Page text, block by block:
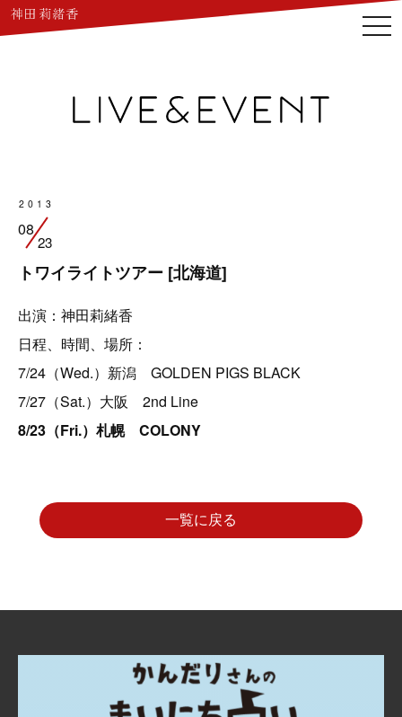
2013
08
23
トワイライトツアー [北海道]
出演：神田莉緒香
日程、時間、場所：
7/24（Wed.）新潟 GOLDEN PIGS BLACK
7/27（Sat.）大阪 2nd Line
8/23（Fri.）札幌 COLONY
一覧に戻る